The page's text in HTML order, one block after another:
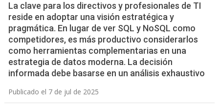
La clave para los directivos y profesionales de TI
reside en adoptar una visión estratégica y
pragmática. En lugar de ver SQL y NoSQL como
competidores, es más productivo considerarlos
como herramientas complementarias en una
estrategia de datos moderna. La decisión
informada debe basarse en un análisis exhaustivo
Publicado el 7 de jul de 2025